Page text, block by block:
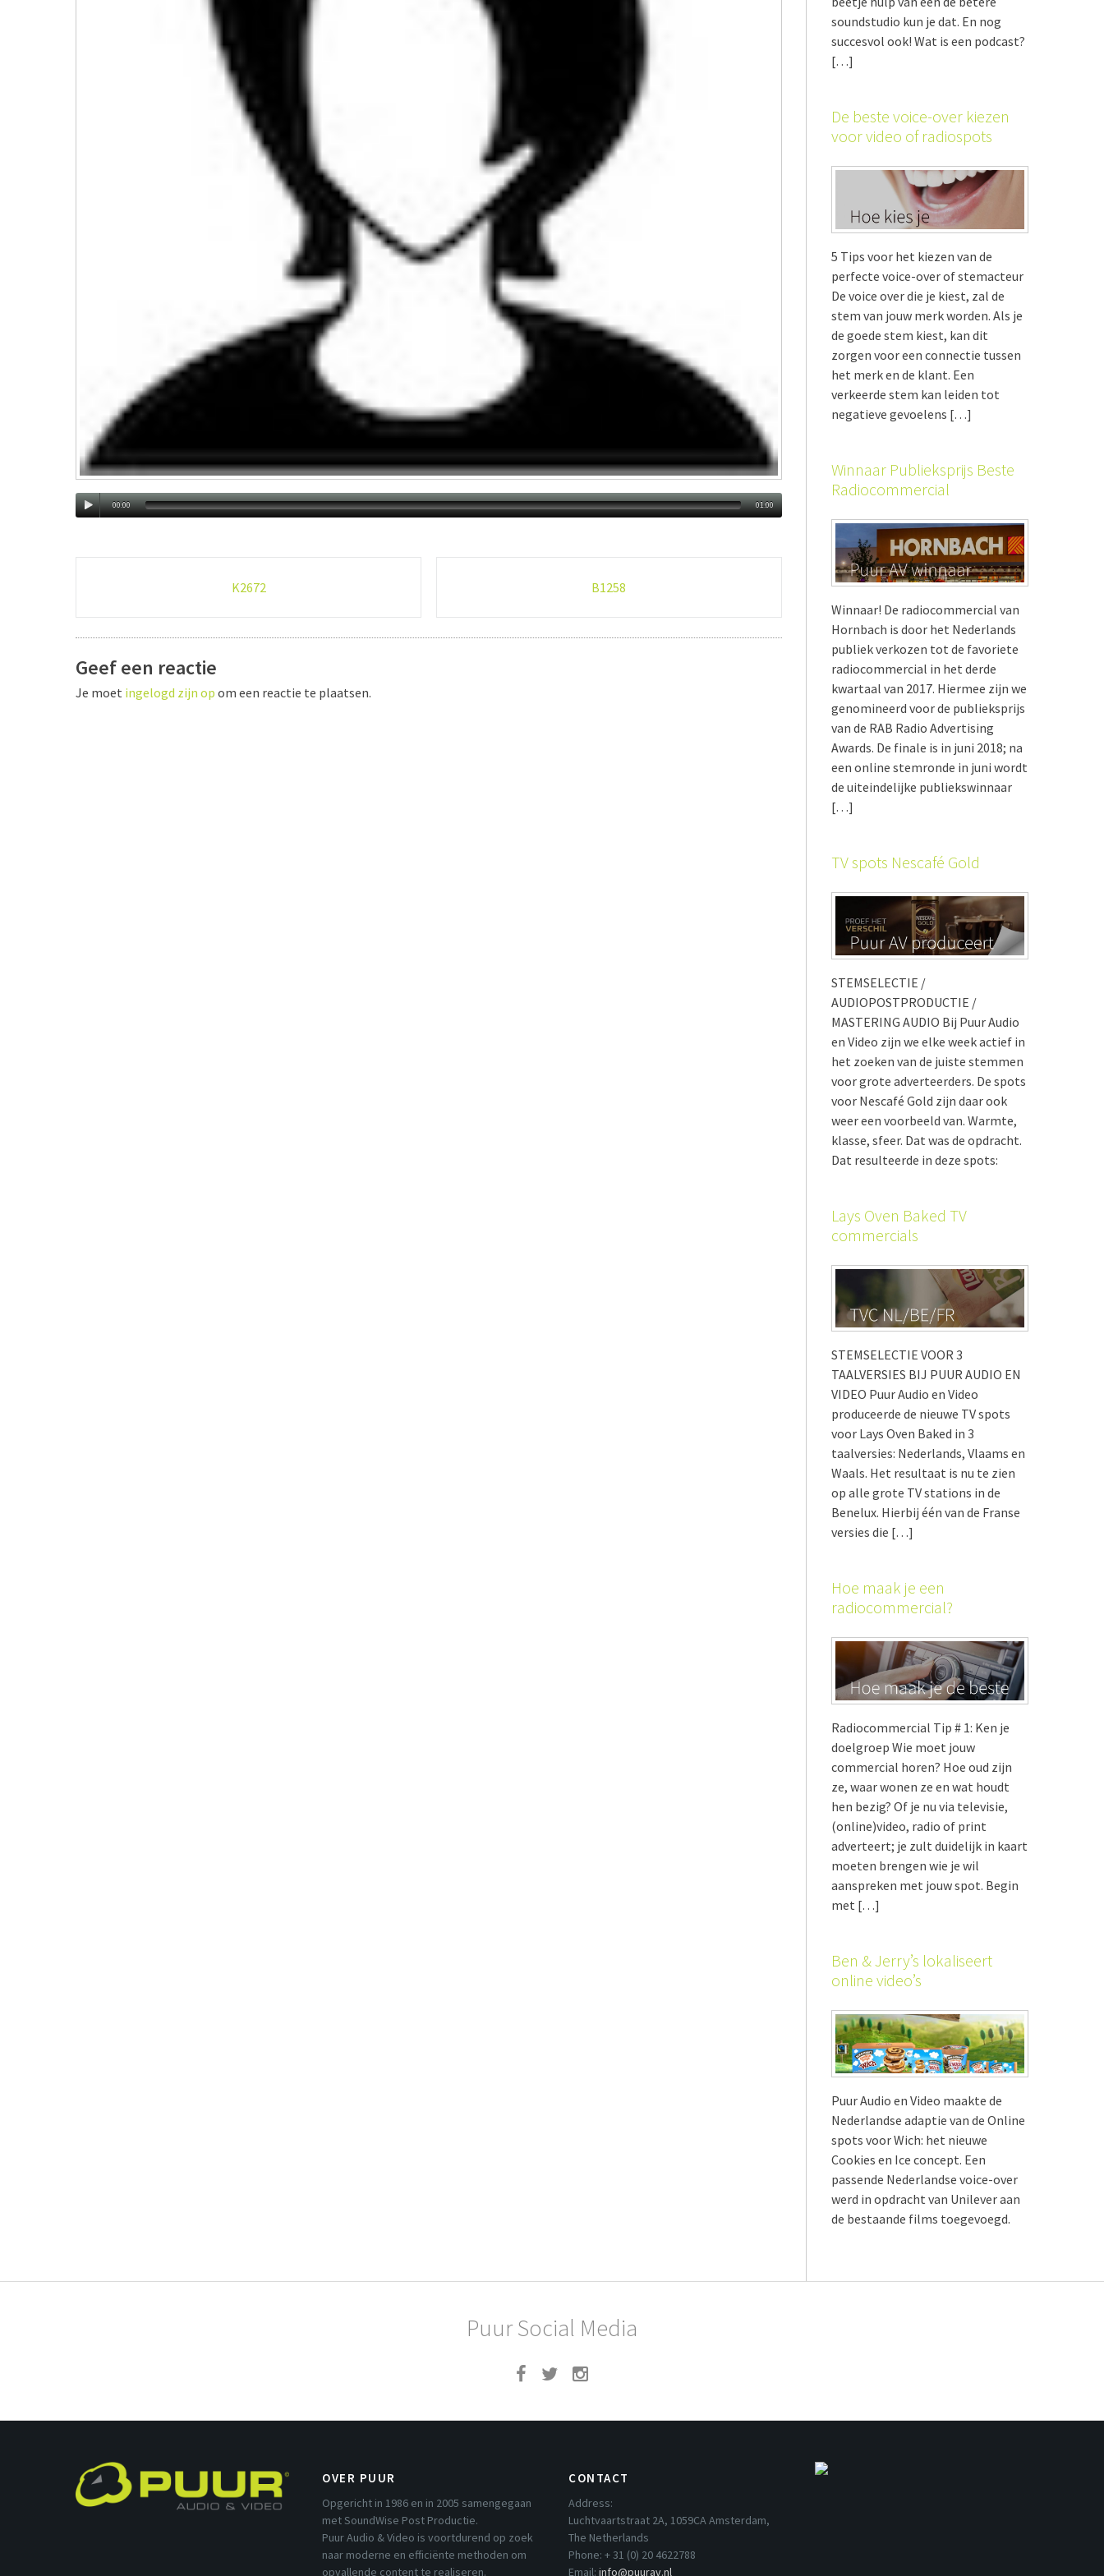
00:00 01:00
K2672 B1258
Geef een reactie
Je moet ingelogd zijn op om een reactie te plaatsen.
soundstudio kun je dat. En nog
succesvol ook! Wat is een podcast?
[…]
De beste voice-over kiezen
voor video of radiospots
5 Tips voor het kiezen van de
perfecte voice-over of stemacteur
De voice over die je kiest, zal de
stem van jouw merk worden. Als je
de goede stem kiest, kan dit
zorgen voor een connectie tussen
het merk en de klant. Een
verkeerde stem kan leiden tot
negatieve gevoelens […]
Winnaar Publieksprijs Beste
Radiocommercial
Winnaar! De radiocommercial van
Hornbach is door het Nederlands
publiek verkozen tot de favoriete
radiocommercial in het derde
kwartaal van 2017. Hiermee zijn we
genomineerd voor de publieksprijs
van de RAB Radio Advertising
Awards. De finale is in juni 2018; na
een online stemronde in juni wordt
de uiteindelijke publiekswinnaar
[…]
TV spots Nescafé Gold
STEMSELECTIE /
AUDIOPOSTPRODUCTIE /
MASTERING AUDIO Bij Puur Audio
en Video zijn we elke week actief in
het zoeken van de juiste stemmen
voor grote adverteerders. De spots
voor Nescafé Gold zijn daar ook
weer een voorbeeld van. Warmte,
klasse, sfeer. Dat was de opdracht.
Dat resulteerde in deze spots:
Lays Oven Baked TV
commercials
STEMSELECTIE VOOR 3
TAALVERSIES BIJ PUUR AUDIO EN
VIDEO Puur Audio en Video
produceerde de nieuwe TV spots
voor Lays Oven Baked in 3
taalversies: Nederlands, Vlaams en
Waals. Het resultaat is nu te zien
op alle grote TV stations in de
Benelux. Hierbij één van de Franse
versies die […]
Hoe maak je een
radiocommercial?
Radiocommercial Tip # 1: Ken je
doelgroep Wie moet jouw
commercial horen? Hoe oud zijn
ze, waar wonen ze en wat houdt
hen bezig? Of je nu via televisie,
(online)video, radio of print
adverteert; je zult duidelijk in kaart
moeten brengen wie je wil
aanspreken met jouw spot. Begin
met […]
Ben & Jerry’s lokaliseert
online video’s
Puur Audio en Video maakte de
Nederlandse adaptie van de Online
spots voor Wich: het nieuwe
Cookies en Ice concept. Een
passende Nederlandse voice-over
werd in opdracht van Unilever aan
de bestaande films toegevoegd.
Puur Social Media
OVER PUUR
Opgericht in 1986 en in 2005 samengegaan
met SoundWise Post Productie.
Puur Audio & Video is voortdurend op zoek
naar moderne en efficiënte methoden om
opvallende content te realiseren.
CONTACT
Address:
Luchtvaartstraat 2A, 1059CA Amsterdam,
The Netherlands
Phone: + 31 (0) 20 4622788
Email: info@puurav.nl